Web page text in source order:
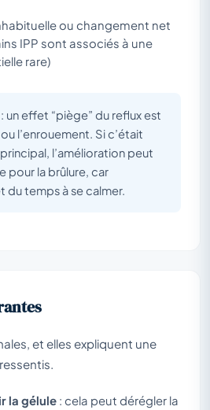
ou changement net
IPP sont associés à une
rare)
un effet “piège” du reflux est
l’enrouement. Si c’était
l’amélioration peut
pour la brûlure, car
du temps à se calmer.
et elles expliquent une
la gélule : cela peut dérégler la